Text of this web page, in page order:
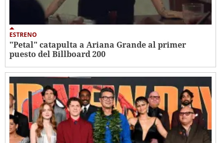
ESTRENO
"Petal" catapulta a Ariana Grande al primer
puesto del Billboard 200